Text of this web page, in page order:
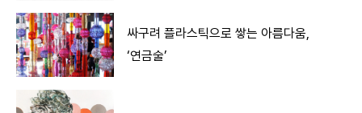
싸구려 플라스틱으로 쌓는 아름다움,
‘연금술’